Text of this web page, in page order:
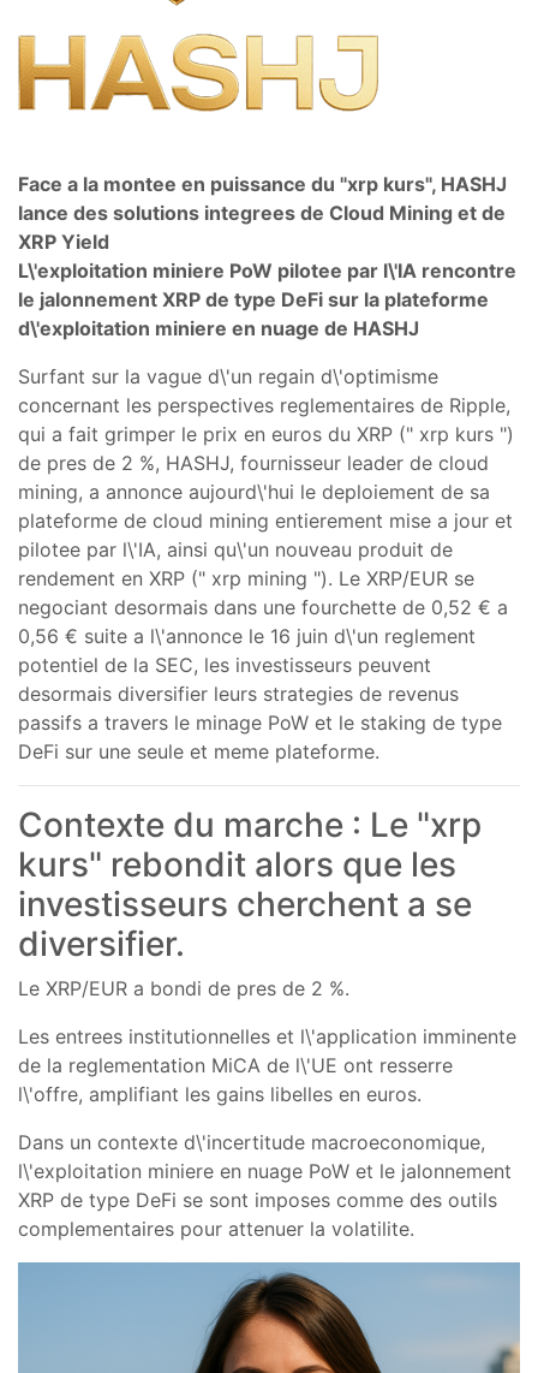
Face a la montee en puissance du "xrp kurs", HASHJ
lance des solutions integrees de Cloud Mining et de
XRP Yield
L\'exploitation miniere PoW pilotee par l\'IA rencontre
le jalonnement XRP de type DeFi sur la plateforme
d\'exploitation miniere en nuage de HASHJ
Surfant sur la vague d\'un regain d\'optimisme
concernant les perspectives reglementaires de Ripple,
qui a fait grimper le prix en euros du XRP (" xrp kurs ")
de pres de 2 %, HASHJ, fournisseur leader de cloud
mining, a annonce aujourd\'hui le deploiement de sa
plateforme de cloud mining entierement mise a jour et
pilotee par l\'IA, ainsi qu\'un nouveau produit de
rendement en XRP (" xrp mining "). Le XRP/EUR se
negociant desormais dans une fourchette de 0,52 € a
0,56 € suite a l\'annonce le 16 juin d\'un reglement
potentiel de la SEC, les investisseurs peuvent
desormais diversifier leurs strategies de revenus
passifs a travers le minage PoW et le staking de type
DeFi sur une seule et meme plateforme.
Contexte du marche : Le "xrp
kurs" rebondit alors que les
investisseurs cherchent a se
diversifier.
Le XRP/EUR a bondi de pres de 2 %.
Les entrees institutionnelles et l\'application imminente
de la reglementation MiCA de l\'UE ont resserre
l\'offre, amplifiant les gains libelles en euros.
Dans un contexte d\'incertitude macroeconomique,
l\'exploitation miniere en nuage PoW et le jalonnement
XRP de type DeFi se sont imposes comme des outils
complementaires pour attenuer la volatilite.